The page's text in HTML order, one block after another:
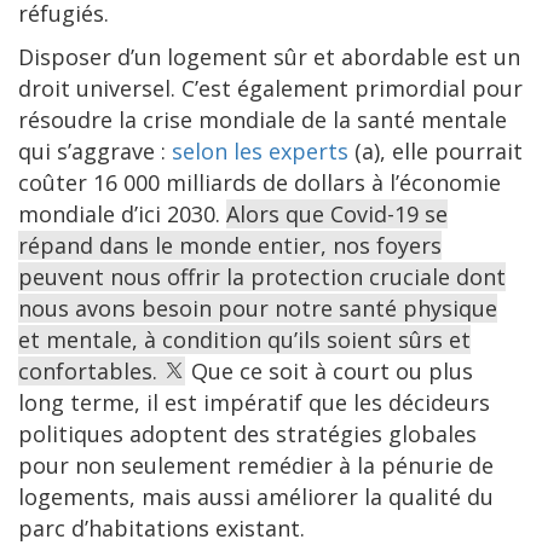
réfugiés.
Disposer d’un logement sûr et abordable est un
droit universel. C’est également primordial pour
résoudre la crise mondiale de la santé mentale
qui s’aggrave : selon les experts (a), elle pourrait
coûter 16 000 milliards de dollars à l’économie
mondiale d’ici 2030. Alors que Covid-19 se
répand dans le monde entier, nos foyers
peuvent nous offrir la protection cruciale dont
nous avons besoin pour notre santé physique
et mentale, à condition qu’ils soient sûrs et
confortables.
Que ce soit à court ou plus
long terme, il est impératif que les décideurs
politiques adoptent des stratégies globales
pour non seulement remédier à la pénurie de
logements, mais aussi améliorer la qualité du
parc d’habitations existant.